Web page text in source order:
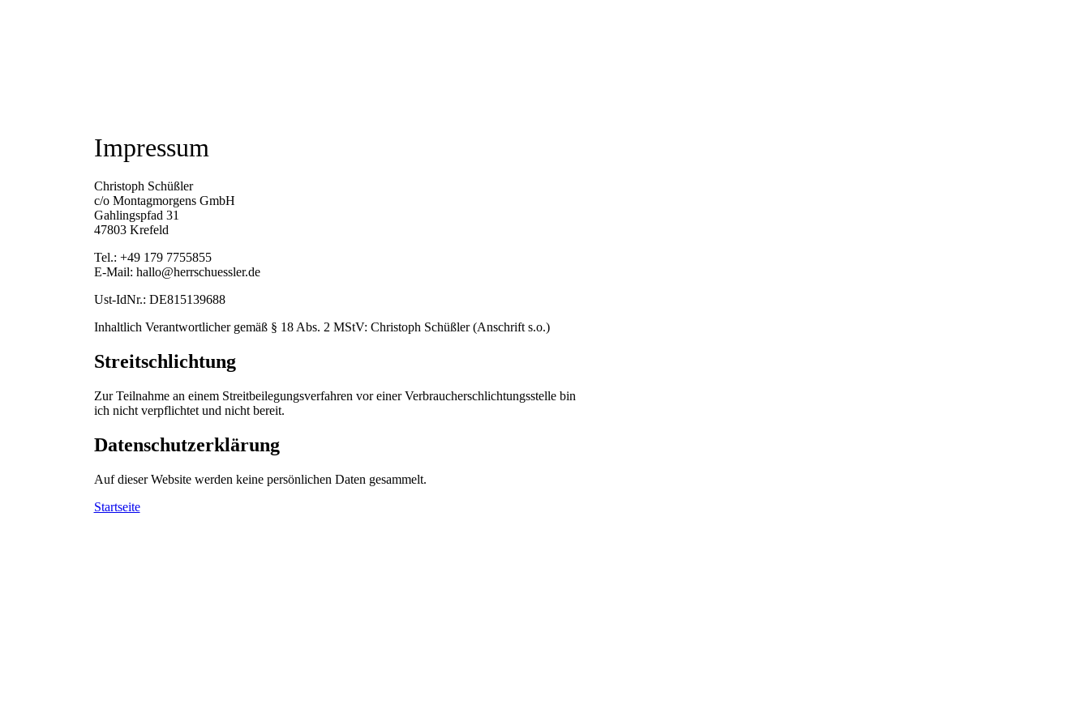
Impressum
Christoph Schüßler
c/o Montagmorgens GmbH
Gahlingspfad 31
47803 Krefeld
Tel.: +49 179 7755855
E-Mail: hallo@herrschuessler.de
Ust-IdNr.: DE815139688
Inhaltlich Verantwortlicher gemäß § 18 Abs. 2 MStV: Christoph Schüßler (Anschrift s.o.)
Streitschlichtung
Zur Teilnahme an einem Streitbeilegungsverfahren vor einer Verbraucherschlichtungsstelle bin
ich nicht verpflichtet und nicht bereit.
Datenschutzerklärung
Auf dieser Website werden keine persönlichen Daten gesammelt.
Startseite